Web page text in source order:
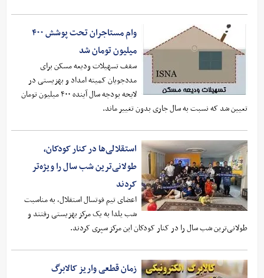
وام مستاجران تحت پوشش ۴۰۰
میلیون تومان شد
سقف تسهیلات ودیعه مسکن برای
مددجویان کمیته امداد و بهزیستی در
لایحه بودجه سال آینده ۴۰۰ میلیون تومان
تعیین شد که نسبت به سال جاری بدون تغییر ماند.
استقلالی‌ها در کنار کودکان،
طولانی‌ترین شب سال را ویژه‌تر
کردند
اعضای تیم فوتسال استقلال، به مناسبت
شب یلدا به یک مرکز بهزیستی رفتند و
طولانی‌ترین شب سال را در کنار کودکان این مرکز سپری کردند.
زمان قطعی واریز کالابرگ